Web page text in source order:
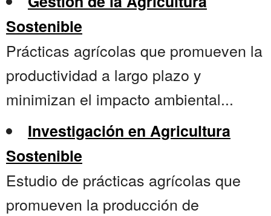
Sostenible
Prácticas agrícolas que promueven la
productividad a largo plazo y
minimizan el impacto ambiental...
Investigación en Agricultura
Sostenible
Estudio de prácticas agrícolas que
promueven la producción de